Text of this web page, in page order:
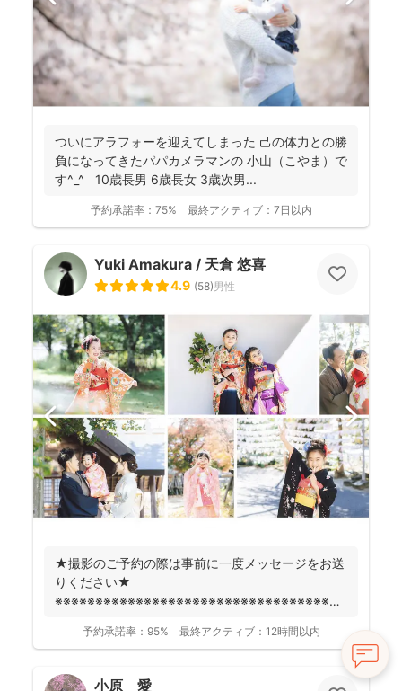
ついにアラフォーを迎えてしまった 己の体力との勝
負になってきたパパカメラマンの 小山（こやま）で
す^_^ 10歳長男 6歳長女 3歳次男...
予約承諾率： 75% 最終アクティブ： 7日以内
Yuki Amakura / 天倉 悠喜
4.9 (58)男性
★撮影のご予約の際は事前に一度メッセージをお送
りください★
※※※※※※※※※※※※※※※※※※※※※※※※※※※※※※※※※※※※
予約承諾率： 95% 最終アクティブ： 12時間以内
小原 愛